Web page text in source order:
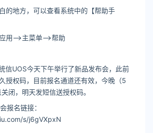
的地方，可以查看系统中的【帮助手
用—>主菜单—>帮助
信UOS今天下午举行了新品发布会，此前
授权码，目前报名通道还有效，今晚（5
闭，明天发短信送授权码。
报名链接：
s/j6gVXpxN